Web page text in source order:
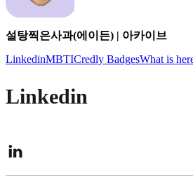
설탕찍은사과(에이든) | 아카이브
LinkedinMBTICredly BadgesWhat is
Linkedin